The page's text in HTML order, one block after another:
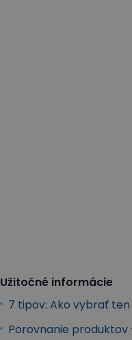
Užitočné informácie
7 tipov: Ako vybrať
Porovnanie produktov